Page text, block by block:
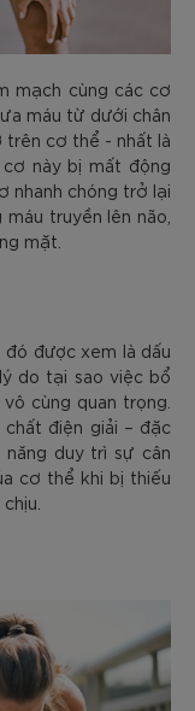
mạch cùng các cơ
máu từ dưới chân
trên cơ thể - nhất là
này bị mất động
nhanh chóng trở lại
truyền lên não,
mặt.
được xem là dấu
do tại sao việc bổ
cùng quan trọng.
điện giải – đặc
duy trì sự cân
cơ thể khi bị thiếu